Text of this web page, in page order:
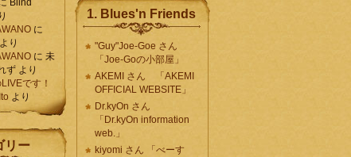
Blind
に
より
に 未
ず より
です！
より
リー
1. Blues'n Friends
"Guy"Joe-Goe さん
「Joe-Goの小部屋」
AKEMI さん 「AKEMI
OFFICIAL WEBSITE」
Dr.kyOn さん
「Dr.kyOn information
web.」
kiyomi さん 「べーす